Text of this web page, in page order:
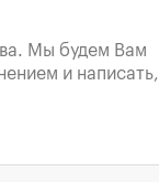
Мы будем Вам
и написать,